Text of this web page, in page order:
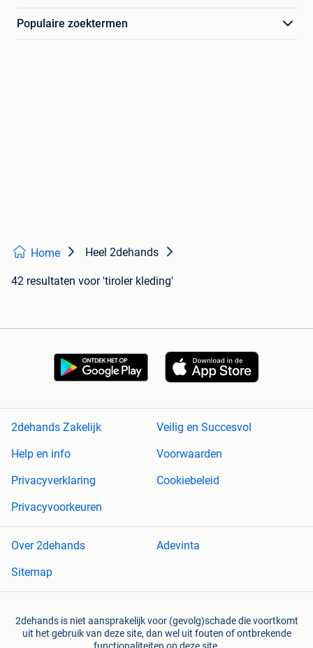
Populaire zoektermen
Home Heel 2dehands
42 resultaten voor 'tiroler kleding'
2dehands Zakelijk
Veilig en Succesvol
Help en info
Voorwaarden
Privacyverklaring
Cookiebeleid
Privacyvoorkeuren
Over 2dehands
Adevinta
Sitemap
2dehands is niet aansprakelijk voor (gevolg)schade die voortkomt
uit het gebruik van deze site, dan wel uit fouten of ontbrekende